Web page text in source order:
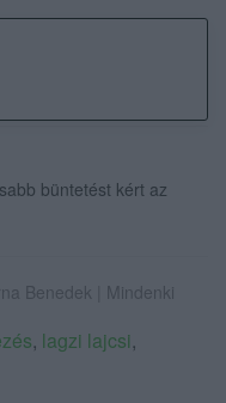
büntetést kért az
Benedek | Mindenki
, lagzi lajcsi,